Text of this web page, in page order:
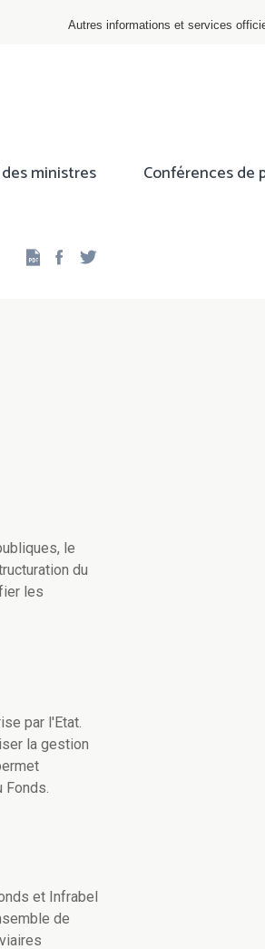
Autres informations et services
ministres Conférences de
Facebook
le
du
les
par l'Etat.
la gestion
et Infrabel
de